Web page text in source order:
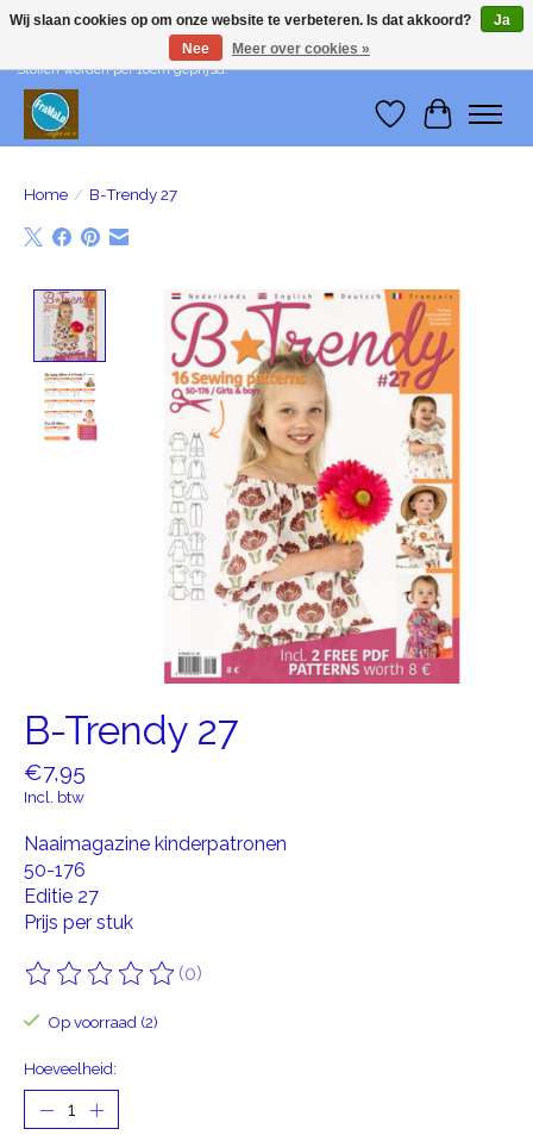
Wij leveren me-time! Levering in België: €1 - Levering in Nederland: €3 -
Stoffen worden per 10cm geprijsd!
Verlanglijst
Home / B-Trendy 27
Product image slideshow Items
B-Trendy 27
€7,95
Incl. btw
Naaimagazine kinderpatronen
50-176
Editie 27
Prijs per stuk
De beoordeling van dit product is
(0)
Op voorraad (2)
Hoeveelheid:
Wij slaan cookies op om onze website te verbeteren. Is dat akkoord?
Ja
Nee
Meer over cookies »